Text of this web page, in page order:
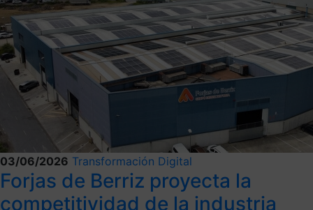
03/06/2026 Transformación Digital
Forjas de Berriz proyecta la
competitividad de la industria